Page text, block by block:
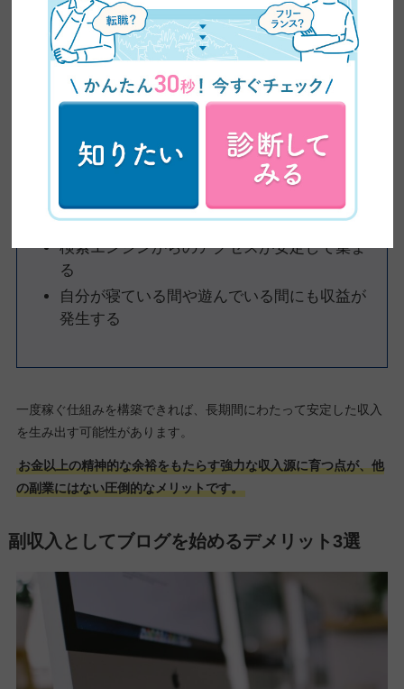
時給や日給のように「働いた時間＝収入」となる仕事と違って、
WEB上に公開した記事は24時間365日休みなく読者を集め続けて
くれますよ。
ブログが資産化するまでの流れとしては、以下のようなステップ
ブログが資産になるまでの流れ
読者の役に立つ記事をコツコツと書き溜める
検索エンジンからのアクセスが安定して集ま
る
自分が寝ている間や遊んでいる間にも収益が
発生する
一度稼ぐ仕組みを構築できれば、長期間にわたって安定した収入
を生み出す可能性があります。
お金以上の精神的な余裕をもたらす強力な収入源に育つ点が、他
の副業にはない圧倒的なメリットです。
副収入としてブログを始めるデメリット3選